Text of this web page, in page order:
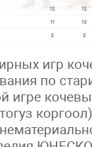
игр
по
игре